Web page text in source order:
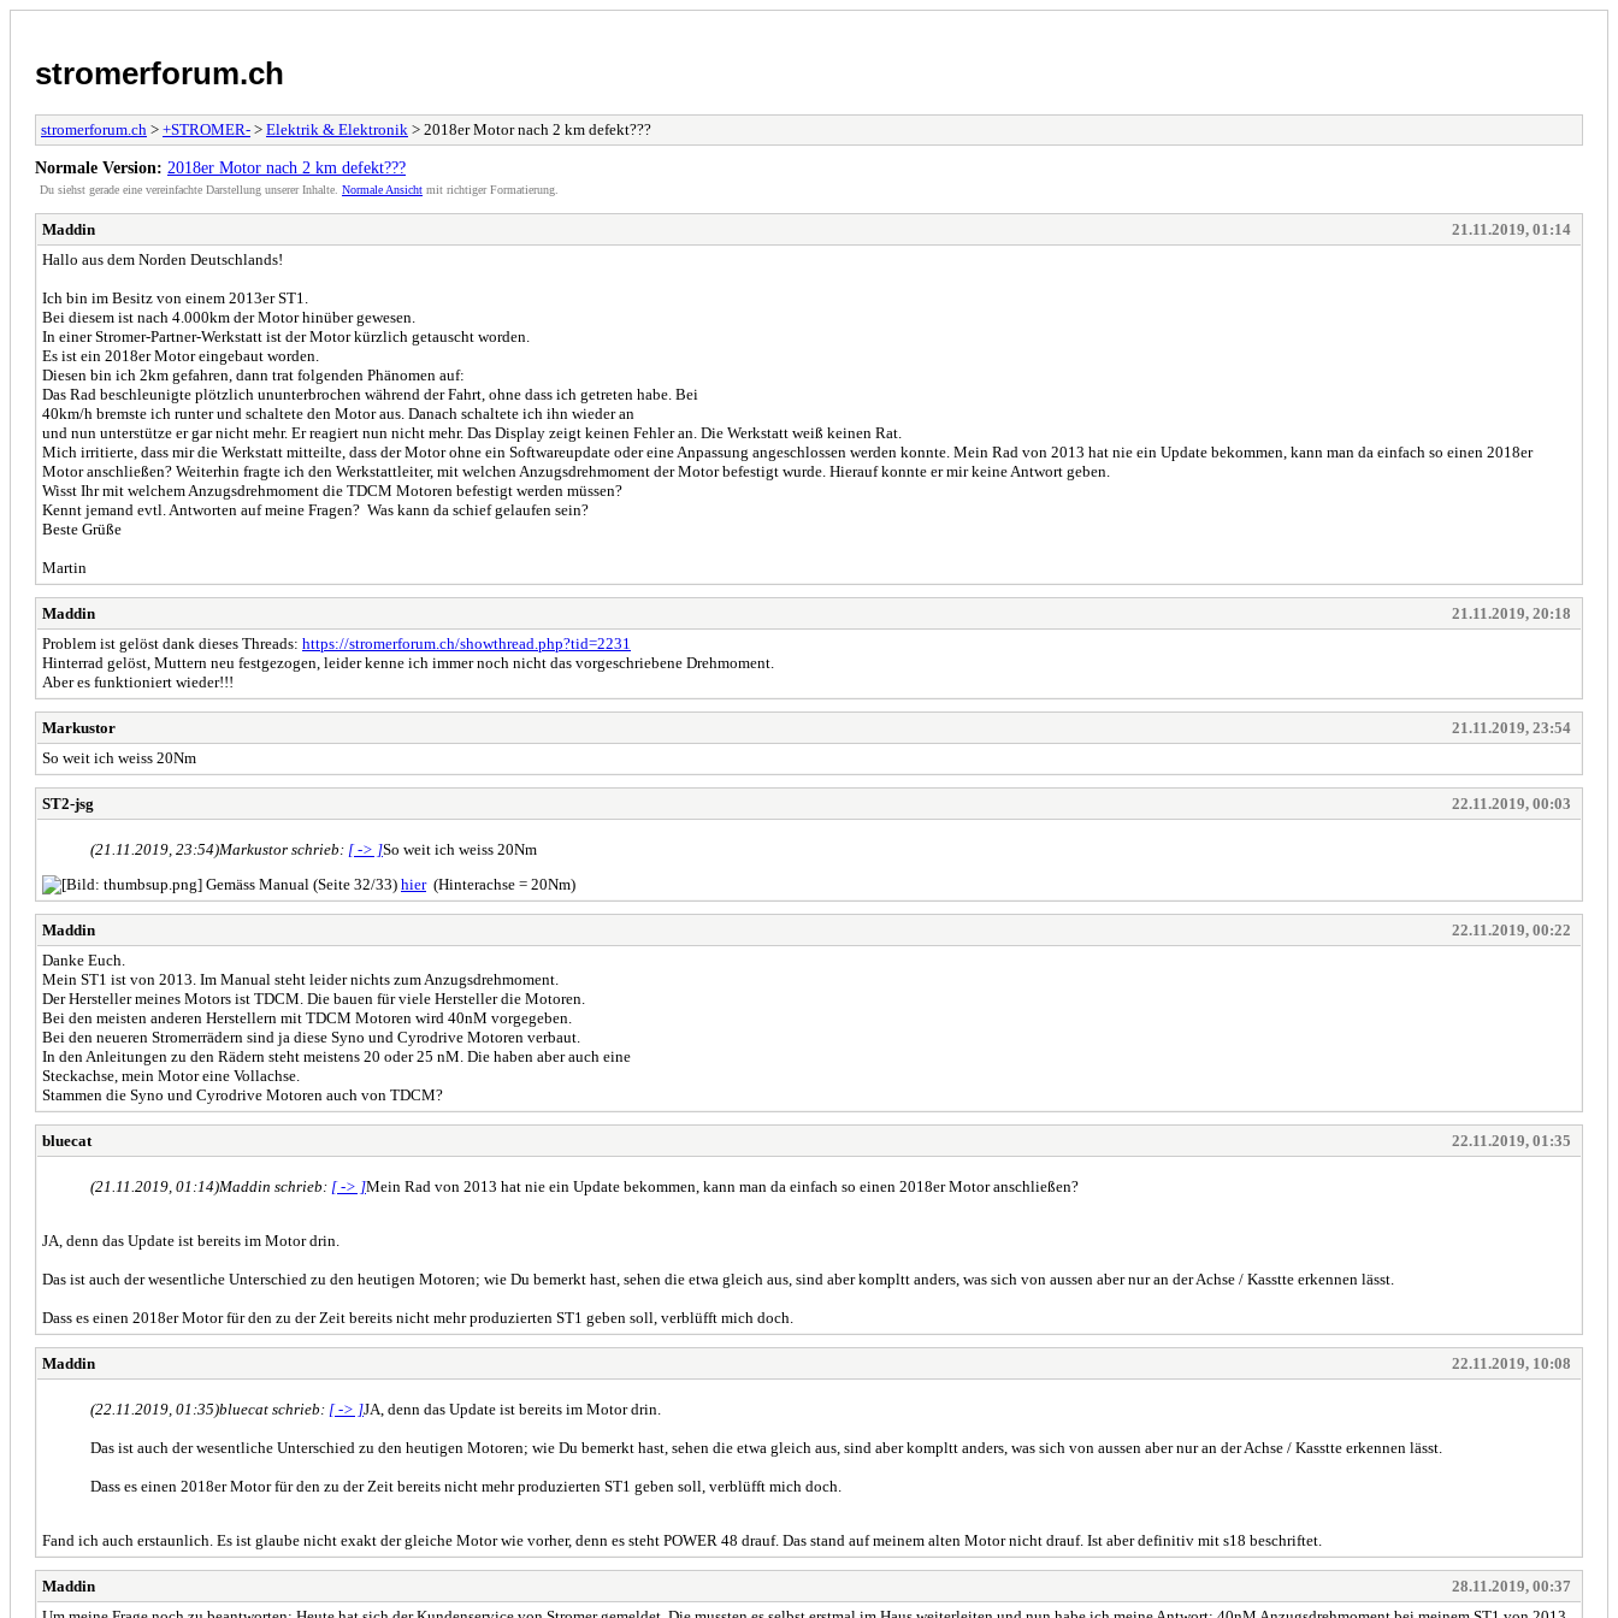
stromerforum.ch
stromerforum.ch > +STROMER- > Elektrik & Elektronik > 2018er Motor nach 2 km defekt???
Normale Version: 2018er Motor nach 2 km defekt???
Du siehst gerade eine vereinfachte Darstellung unserer Inhalte. Normale Ansicht mit richtiger Formatierung.
Maddin
21.11.2019, 01:14
Hallo aus dem Norden Deutschlands!
Ich bin im Besitz von einem 2013er ST1.
Bei diesem ist nach 4.000km der Motor hinüber gewesen.
In einer Stromer-Partner-Werkstatt ist der Motor kürzlich getauscht worden.
Es ist ein 2018er Motor eingebaut worden.
Diesen bin ich 2km gefahren, dann trat folgenden Phänomen auf:
Das Rad beschleunigte plötzlich ununterbrochen während der Fahrt, ohne dass ich getreten habe. Bei
40km/h bremste ich runter und schaltete den Motor aus. Danach schaltete ich ihn wieder an
und nun unterstütze er gar nicht mehr. Er reagiert nun nicht mehr. Das Display zeigt keinen Fehler an. Die Werkstatt weiß keinen Rat.
Mich irritierte, dass mir die Werkstatt mitteilte, dass der Motor ohne ein Softwareupdate oder eine Anpassung angeschlossen werden konnte. Mein Rad von 2013 hat nie ein Update bekommen, kann man da einfach so einen 2018er
Motor anschließen? Weiterhin fragte ich den Werkstattleiter, mit welchen Anzugsdrehmoment der Motor befestigt wurde. Hierauf konnte er mir keine Antwort geben.
Wisst Ihr mit welchem Anzugsdrehmoment die TDCM Motoren befestigt werden müssen?
Kennt jemand evtl. Antworten auf meine Fragen? Was kann da schief gelaufen sein?
Beste Grüße
Martin
Maddin
21.11.2019, 20:18
Problem ist gelöst dank dieses Threads: https://stromerforum.ch/showthread.php?tid=2231
Hinterrad gelöst, Muttern neu festgezogen, leider kenne ich immer noch nicht das vorgeschriebene Drehmoment.
Aber es funktioniert wieder!!!
Markustor
21.11.2019, 23:54
So weit ich weiss 20Nm
ST2-jsg 22.11.2019, 00:03
(21.11.2019, 23:54)Markustor schrieb: [ -> ]So weit ich weiss 20Nm
Gemäss Manual (Seite 32/33) hier(Hinterachse = 20Nm)
Maddin
22.11.2019, 00:22
Danke Euch.
Mein ST1 ist von 2013. Im Manual steht leider nichts zum Anzugsdrehmoment.
Der Hersteller meines Motors ist TDCM. Die bauen für viele Hersteller die Motoren.
Bei den meisten anderen Herstellern mit TDCM Motoren wird 40nM vorgegeben.
Bei den neueren Stromerrädern sind ja diese Syno und Cyrodrive Motoren verbaut.
In den Anleitungen zu den Rädern steht meistens 20 oder 25 nM. Die haben aber auch eine
Steckachse, mein Motor eine Vollachse.
Stammen die Syno und Cyrodrive Motoren auch von TDCM?
bluecat 22.11.2019, 01:35
(21.11.2019, 01:14)Maddin schrieb: [ -> ]Mein Rad von 2013 hat nie ein Update bekommen, kann man da einfach so einen 2018er Motor anschließen?
JA, denn das Update ist bereits im Motor drin.
Das ist auch der wesentliche Unterschied zu den heutigen Motoren; wie Du bemerkt hast, sehen die etwa gleich aus, sind aber kompltt anders, was sich von aussen aber nur an der Achse / Kasstte erkennen lässt.
Dass es einen 2018er Motor für den zu der Zeit bereits nicht mehr produzierten ST1 geben soll, verblüfft mich doch.
Maddin 22.11.2019, 10:08
(22.11.2019, 01:35)bluecat schrieb: [ -> ]JA, denn das Update ist bereits im Motor drin.
Das ist auch der wesentliche Unterschied zu den heutigen Motoren; wie Du bemerkt hast, sehen die etwa gleich aus, sind aber kompltt anders, was sich von aussen aber nur an der Achse / Kasstte erkennen lässt.
Dass es einen 2018er Motor für den zu der Zeit bereits nicht mehr produzierten ST1 geben soll, verblüfft mich doch.
Fand ich auch erstaunlich. Es ist glaube nicht exakt der gleiche Motor wie vorher, denn es steht POWER 48 drauf. Das stand auf meinem alten Motor nicht drauf. Ist aber definitiv mit s18 beschriftet.
Maddin
28.11.2019, 00:37